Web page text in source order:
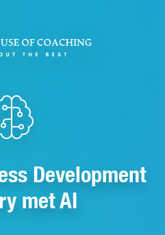
Development
met AI